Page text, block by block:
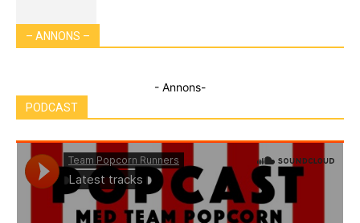
– ANNONS –
- Annons-
PODCAST